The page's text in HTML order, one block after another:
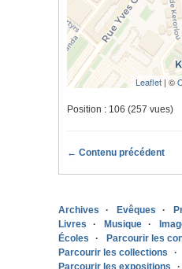
Leaflet | ©
Position : 106 (257 vues)
← Contenu précédent
Archives Evêques
Livres
Musique
Écoles
Parcourir les
Parcourir les collections